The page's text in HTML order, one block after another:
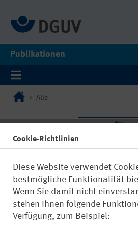
Publikationen
Alle
Cookie-Richtlinien
Diese Website verwendet
bestmögliche Funktionalität
Wenn Sie damit nicht
stehen Ihnen folgende
Verfügung, zum Beispiel: